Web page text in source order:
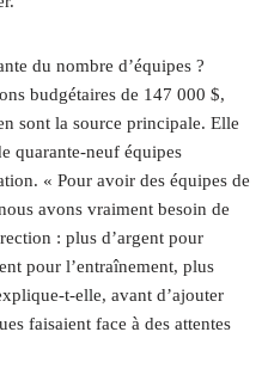
du nombre d’équipes ?
budgétaires de 147 000 $,
sont la source principale. Elle
quarante-neuf équipes
« Pour avoir des équipes de
avons vraiment besoin de
: plus d’argent pour
pour l’entraînement, plus
t-elle, avant d’ajouter
faisaient face à des attentes